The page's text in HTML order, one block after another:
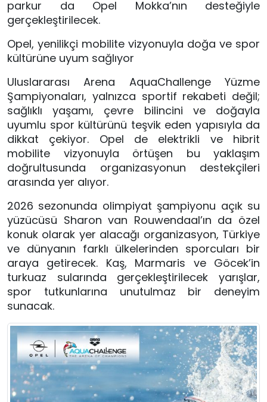
parkur da Opel Mokka’nın desteğiyle
gerçekleştirilecek.
Opel, yenilikçi mobilite vizyonuyla doğa ve spor
kültürüne uyum sağlıyor
Uluslararası Arena AquaChallenge Yüzme
Şampiyonaları, yalnızca sportif rekabeti değil;
sağlıklı yaşamı, çevre bilincini ve doğayla
uyumlu spor kültürünü teşvik eden yapısıyla da
dikkat çekiyor. Opel de elektrikli ve hibrit
mobilite vizyonuyla örtüşen bu yaklaşım
doğrultusunda organizasyonun destekçileri
arasında yer alıyor.
2026 sezonunda olimpiyat şampiyonu açık su
yüzücüsü Sharon van Rouwendaal’ın da özel
konuk olarak yer alacağı organizasyon, Türkiye
ve dünyanın farklı ülkelerinden sporcuları bir
araya getirecek. Kaş, Marmaris ve Göcek’in
turkuaz sularında gerçekleştirilecek yarışlar,
spor tutkunlarına unutulmaz bir deneyim
sunacak.